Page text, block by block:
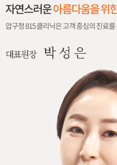
자연스러운아름다움을 위
압구정 815 클리닉은 고객 중심의 진료
대표원장 박 성 은